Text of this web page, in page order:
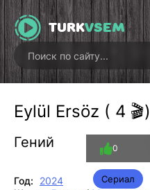
TURKVSEM
Eylül Ersöz ( 4 🎬)
Гений
Сериал
0
Год:
2024